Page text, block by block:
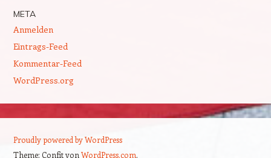
META
Anmelden
Eintrags-Feed
Kommentar-Feed
WordPress.org
Proudly powered by WordPress
Theme: Confit von WordPress.com.